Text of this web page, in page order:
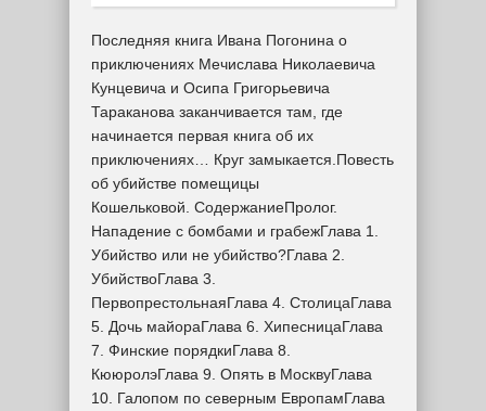
Последняя книга Ивана Погонина о
приключениях Мечислава Николаевича
Кунцевича и Осипа Григорьевича
Тараканова заканчивается там, где
начинается первая книга об их
приключениях… Круг замыкается.Повесть
об убийстве помещицы
Кошельковой. СодержаниеПролог.
Нападение с бомбами и грабежГлава 1.
Убийство или не убийство?Глава 2.
УбийствоГлава 3.
ПервопрестольнаяГлава 4. СтолицаГлава
5. Дочь майораГлава 6. ХипесницаГлава
7. Финские порядкиГлава 8.
КююролэГлава 9. Опять в МосквуГлава
10. Галопом по северным ЕвропамГлава